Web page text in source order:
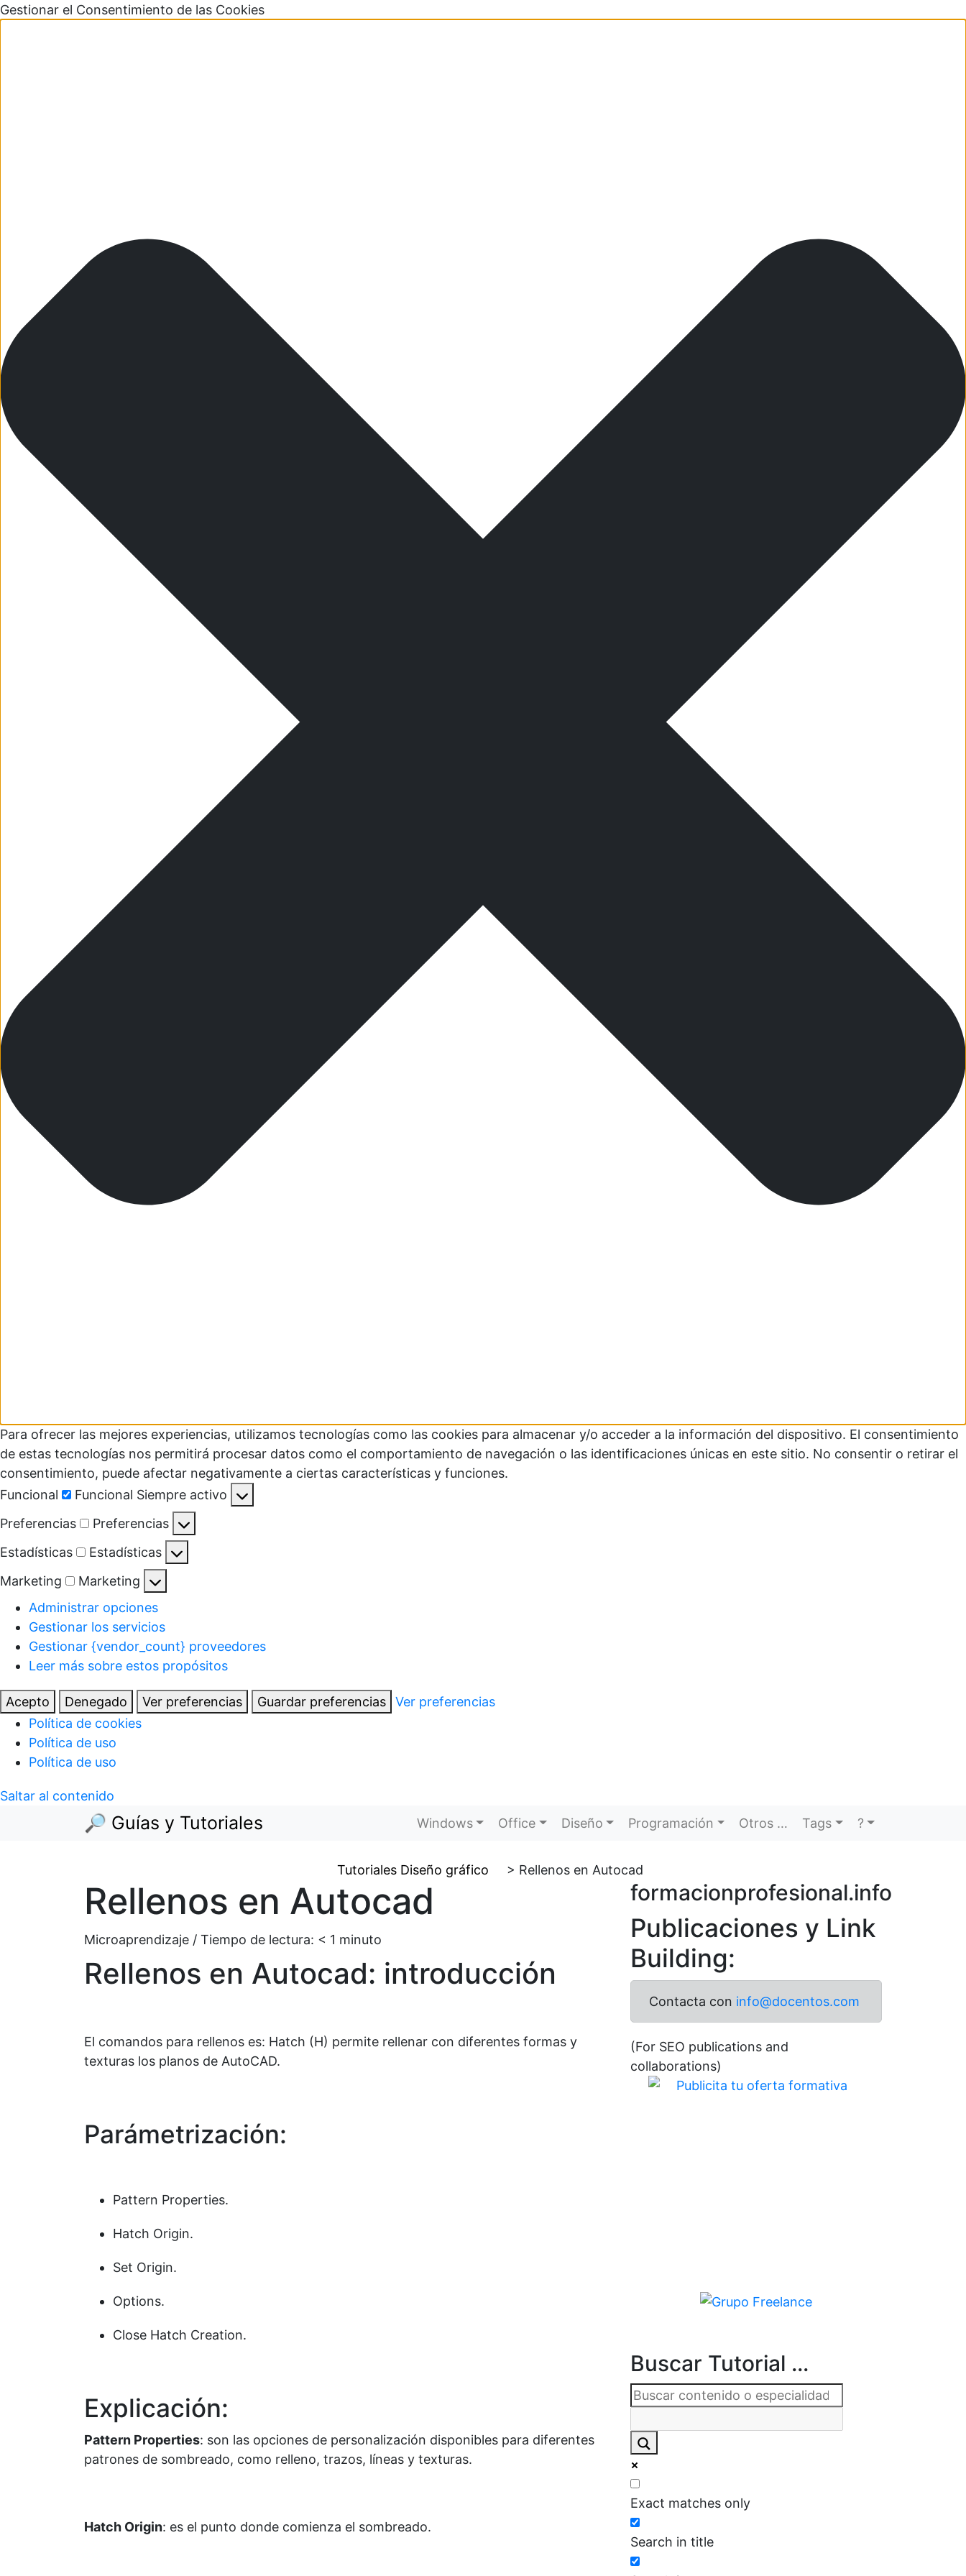
Gestionar el Consentimiento de las Cookies
Para ofrecer las mejores experiencias, utilizamos tecnologías como las cookies para almacenar y/o acceder a la información del dispositivo. El consentimiento
de estas tecnologías nos permitirá procesar datos como el comportamiento de navegación o las identificaciones únicas en este sitio. No consentir o retirar el
consentimiento, puede afectar negativamente a ciertas características y funciones.
Funcional
Funcional Siempre activo
Preferencias
Preferencias
Estadísticas
Estadísticas
Marketing
Marketing
Administrar opciones
Gestionar los servicios
Gestionar {vendor_count} proveedores
Leer más sobre estos propósitos
Acepto Denegado Ver preferencias Guardar preferencias
Ver preferencias
Política de cookies
Política de uso
Política de uso
Saltar al contenido
🔎 Guías y Tutoriales Windows Office Diseño Programación Otros … Tags ?
Tutoriales Diseño gráfico > Rellenos en Autocad
Rellenos en Autocad
Microaprendizaje / Tiempo de lectura: < 1 minuto
Rellenos en Autocad: introducción
El comandos para rellenos es: Hatch (H) permite rellenar con diferentes formas y
texturas los planos de AutoCAD.
Parámetrización:
Pattern Properties.
Hatch Origin.
Set Origin.
Options.
Close Hatch Creation.
Explicación:
Pattern Properties: son las opciones de personalización disponibles para diferentes
patrones de sombreado, como relleno, trazos, líneas y texturas.
Hatch Origin: es el punto donde comienza el sombreado.
formacionprofesional.info
Publicaciones y Link
Building:
Contacta con info@docentos.com
(For SEO publications and
collaborations)
Buscar Tutorial ...
Exact matches only
Search in title